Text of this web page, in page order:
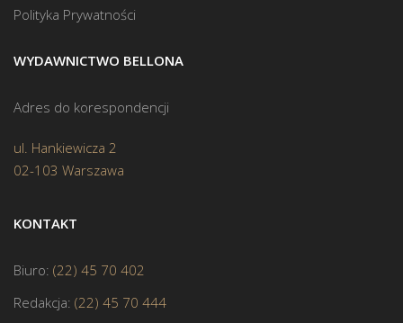
Polityka Prywatności
WYDAWNICTWO BELLONA
Adres do korespondencji
ul. Hankiewicza 2
02-103 Warszawa
KONTAKT
Biuro: (22) 45 70 402
Redakcja: (22) 45 70 444